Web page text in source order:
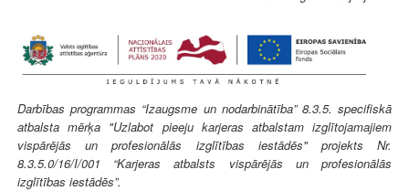
Darbības programmas “Izaugsme un nodarbinātība” 8.3.5. specifiskā
atbalsta mērķa "Uzlabot pieeju karjeras atbalstam izglītojamajiem
vispārējās un profesionālās izglītības iestādēs" projekts Nr.
8.3.5.0/16/I/001 “Karjeras atbalsts vispārējās un profesionālās
izglītības iestādēs”.